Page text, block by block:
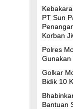
PT Sun
Korban
Polres
Gunakan
Golkar
Bidik 10
Bantuan